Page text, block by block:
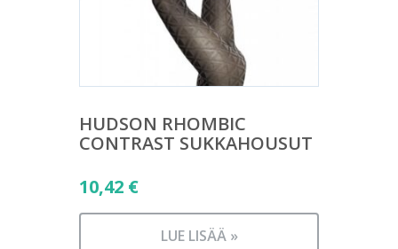
HUDSON RHOMBIC
CONTRAST SUKKAHOUSUT
10,42 €
LUE LISÄÄ »